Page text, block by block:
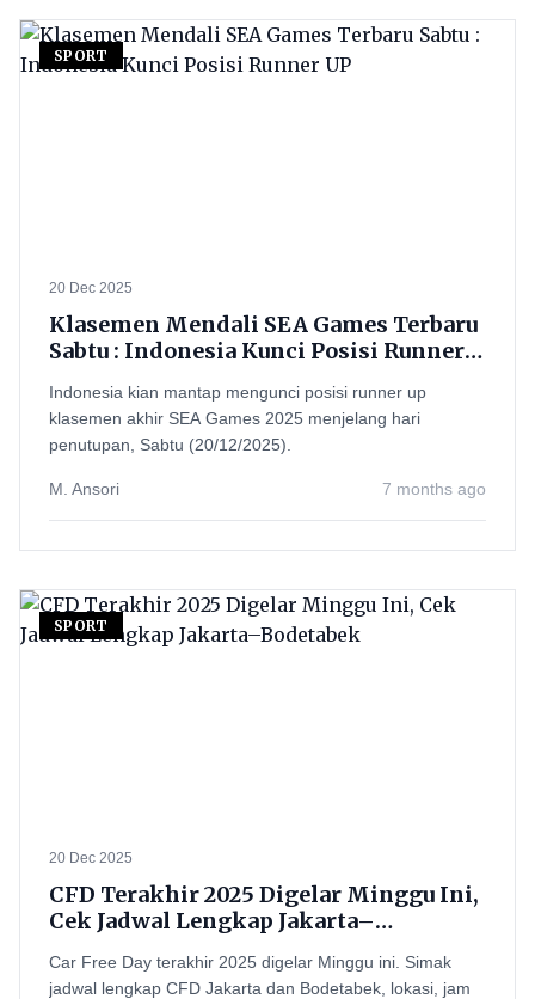
SPORT
20 Dec 2025
Klasemen Mendali SEA Games Terbaru
Sabtu : Indonesia Kunci Posisi Runner
Indonesia kian mantap mengunci posisi runner up
klasemen akhir SEA Games 2025 menjelang hari
penutupan, Sabtu (20/12/2025).
M. Ansori 7 months ago
SPORT
20 Dec 2025
CFD Terakhir 2025 Digelar Minggu Ini,
Cek Jadwal Lengkap Jakarta–
Car Free Day terakhir 2025 digelar Minggu ini. Simak
jadwal lengkap CFD Jakarta dan Bodetabek, lokasi, jam